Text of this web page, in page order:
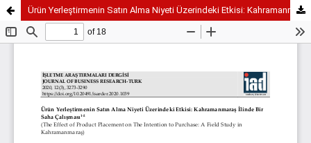
Ürün Yerleştirmenin Satın Alma Niyeti Üzerindeki Etkisi: Kahramanmaraş İlinde Bir Saha Çalışması